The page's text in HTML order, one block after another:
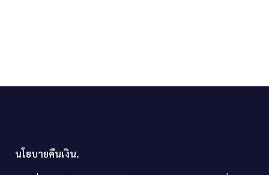
นโยบายคืนเงิน.